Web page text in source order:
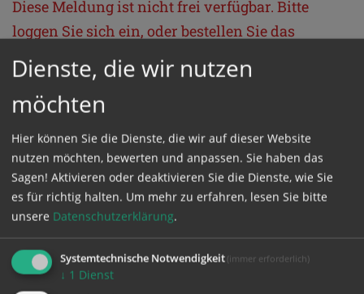
Diese Meldung ist nicht frei verfügbar. Bitte
loggen Sie sich ein, oder bestellen Sie das
Produkt
Kathpress_online
GESCHÜTZTER BEREICH
Bitte melden Sie sich mit Ihrem Benutzernamen
und Passwort an.
Benutzername
Dienste, die wir nutzen
möchten
Hier können Sie die Dienste, die wir auf dieser Website
nutzen möchten, bewerten und anpassen. Sie haben das
Sagen! Aktivieren oder deaktivieren Sie die Dienste, wie Sie
es für richtig halten. Um mehr zu erfahren, lesen Sie bitte
unsere Datenschutzerklärung.
Systemtechnische Notwendigkeit (immer erforderlich)
↓ 1 Dienst